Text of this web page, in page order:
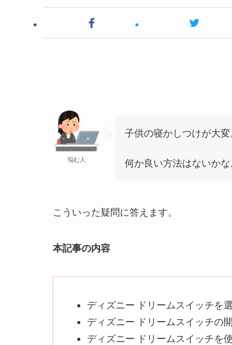
悩む人
子供の寝かしつけが大
何か良い方法はないか
こういった疑問に答えます。
本記事の内容
ディズニー ドリームスイッチを
ディズニー ドリームスイッチの
ディズニー ドリームスイッチを